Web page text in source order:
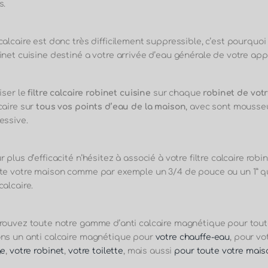
est donc très difficilement suppressible, c’est
cuisine destiné a votre arrivée d’eau générale de votre
lefiltre calcaire robinet cuisine sur chaque robinet de
surtous vos points d’eau de la maison, avec sont
plus d’efficacité n’hésitez à associé à votre filtre calcaire
votre maison comme par exemple un 3/4 de pouce ou un 1”
toute notre gamme d’anti calcaire magnétique pour
un anti calcaire magnétique pour votre chauffe-eau, pour
,votre robinet, votre toilette, mais aussi pour toute votre